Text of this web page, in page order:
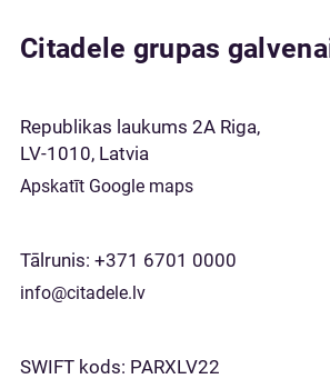
Citadele grupas
Republikas laukums 2A Riga,
LV-1010, Latvia
Apskatīt Google maps
Tālrunis: +371 6701 0000
info@citadele.lv
SWIFT kods: PARXLV22